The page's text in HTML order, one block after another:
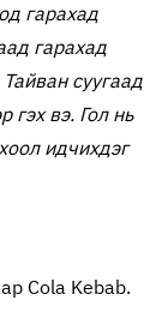
гарахад
гарахад
суугаад
гэх вэ. Гол нь
идчихдэг
Cola Kebab.